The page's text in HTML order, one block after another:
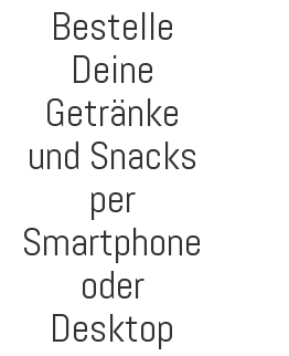
Bestelle
Deine
Getränke
und Snacks
per
Smartphone
oder
Desktop